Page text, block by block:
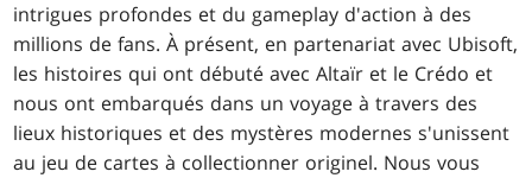
intrigues profondes et du gameplay d'action à des
millions de fans. À présent, en partenariat avec Ubisoft,
les histoires qui ont débuté avec Altaïr et le Crédo et
nous ont embarqués dans un voyage à travers des
lieux historiques et des mystères modernes s'unissent
au jeu de cartes à collectionner originel. Nous vous